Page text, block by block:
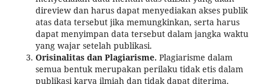
direview dan harus dapat menyediakan akses publik
atas data tersebut jika memungkinkan, serta harus
dapat menyimpan data tersebut dalam jangka waktu
yang wajar setelah publikasi.
Orisinalitas dan Plagiarisme. Plagiarisme dalam
semua bentuk merupakan perilaku tidak etis dalam
publikasi karya ilmiah dan tidak dapat diterima.